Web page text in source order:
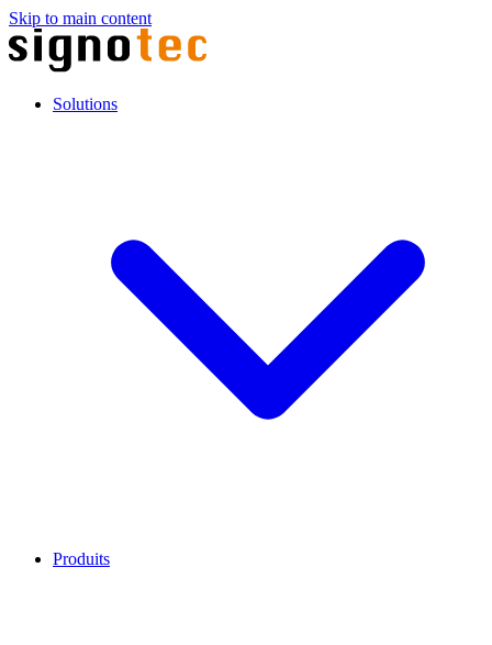
Skip to main content
Solutions
Produits